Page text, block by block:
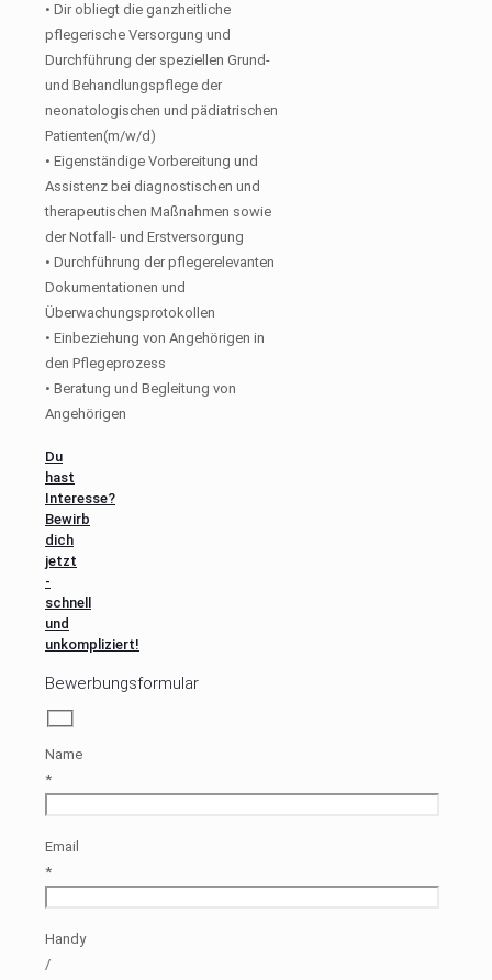
• Dir obliegt die ganzheitliche
pflegerische Versorgung und
Durchführung der speziellen Grund-
und Behandlungspflege der
neonatologischen und pädiatrischen
Patienten(m/w/d)
• Eigenständige Vorbereitung und
Assistenz bei diagnostischen und
therapeutischen Maßnahmen sowie
der Notfall- und Erstversorgung
• Durchführung der pflegerelevanten
Dokumentationen und
Überwachungsprotokollen
• Einbeziehung von Angehörigen in
den Pflegeprozess
• Beratung und Begleitung von
Angehörigen
Du
hast
Interesse?
Bewirb
dich
jetzt
-
schnell
und
unkompliziert!
Bewerbungsformular
Name
*
Email
*
Handy
/